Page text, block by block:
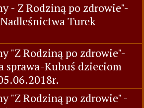
- Z Rodziną po zdrowie"-
Turek
"Z Rodziną po zdrowie"-
sprawa-Kubuś dzieciom
"Z Rodziną po zdrowie" -